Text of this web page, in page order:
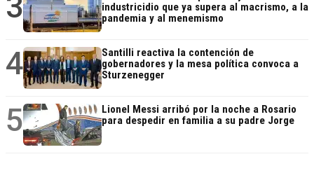
industricidio que ya supera al macrismo, a la
pandemia y al menemismo
4
Santilli reactiva la contención de
gobernadores y la mesa política convoca a
Sturzenegger
5
Lionel Messi arribó por la noche a Rosario
para despedir en familia a su padre Jorge